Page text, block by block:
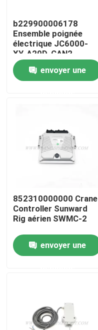
Aperçu
Produits
Visite d'usine
Contrôle de la qualité
Contact
Crane Electrical Parts
b229900006178
Ensemble poignée
électrique JC6000-
XY-A20D-CAN2
envoyer une
852310000000 Crane
Controller Sunward
Rig aérien SWMC-2
envoyer une